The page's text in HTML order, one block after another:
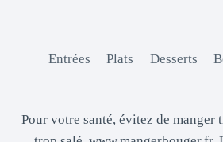
Entrées Plats Desserts
Pour votre santé, évitez de manger